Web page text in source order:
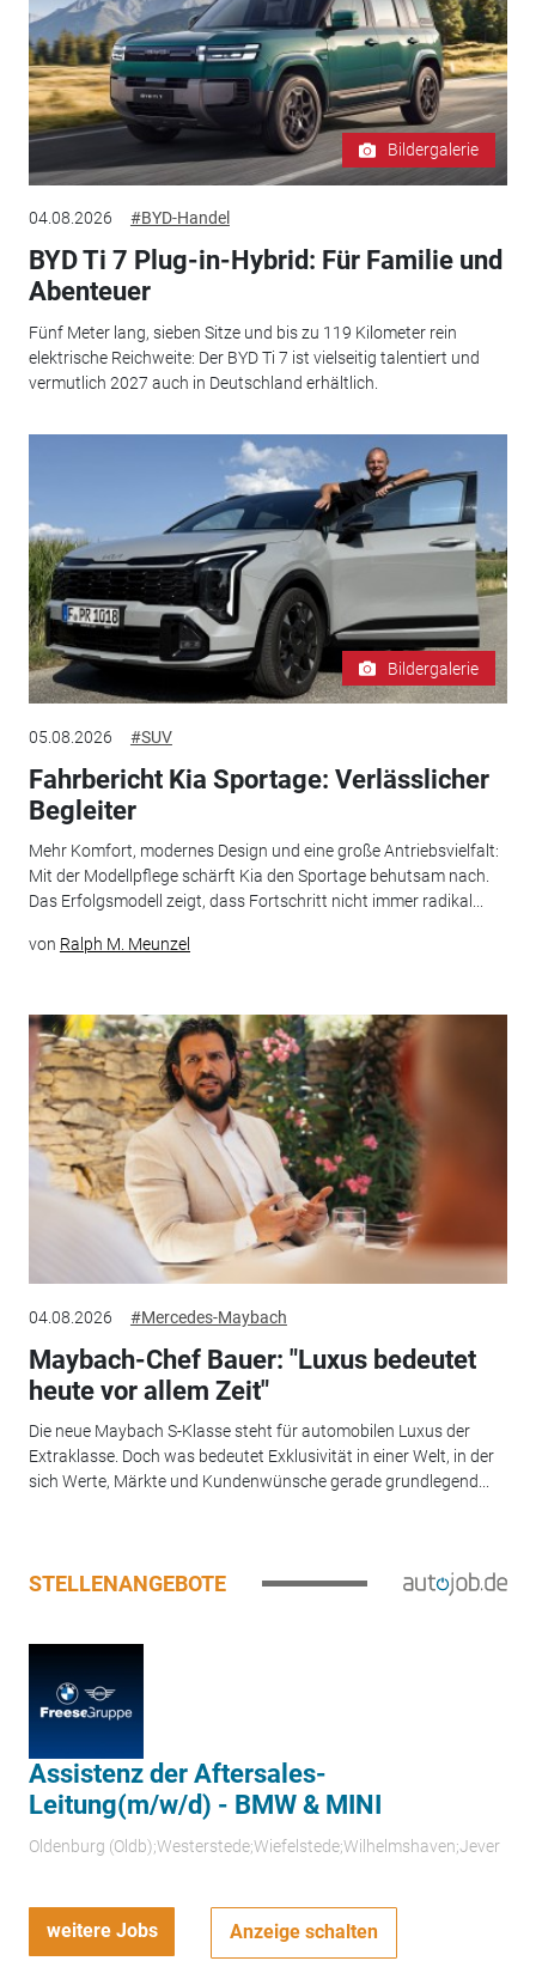
Bildergalerie
04.08.2026 #BYD-Handel
BYD Ti 7 Plug-in-Hybrid: Für Familie und
Abenteuer
Fünf Meter lang, sieben Sitze und bis zu 119 Kilometer rein
elektrische Reichweite: Der BYD Ti 7 ist vielseitig talentiert und
vermutlich 2027 auch in Deutschland erhältlich.
Bildergalerie
05.08.2026 #SUV
Fahrbericht Kia Sportage: Verlässlicher
Begleiter
Mehr Komfort, modernes Design und eine große Antriebsvielfalt:
Mit der Modellpflege schärft Kia den Sportage behutsam nach.
Das Erfolgsmodell zeigt, dass Fortschritt nicht immer radikal...
von Ralph M. Meunzel
04.08.2026 #Mercedes-Maybach
Maybach-Chef Bauer: "Luxus bedeutet
heute vor allem Zeit"
Die neue Maybach S-Klasse steht für automobilen Luxus der
Extraklasse. Doch was bedeutet Exklusivität in einer Welt, in der
sich Werte, Märkte und Kundenwünsche gerade grundlegend...
STELLENANGEBOTE
Assistenz der Aftersales-
Leitung(m/w/d) - BMW & MINI
Oldenburg (Oldb);Westerstede;Wiefelstede;Wilhelmshaven;Jever
weitere Jobs Anzeige schalten